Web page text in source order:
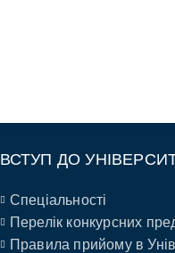
ВСТУП ДО
Спеціальності
Перелік конкурсних
Правила прийому в